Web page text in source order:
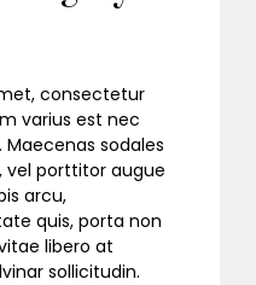
consectetur
varius est nec
sodales
vel porttitor augue
arcu,
quis, porta non
libero at
sollicitudin.